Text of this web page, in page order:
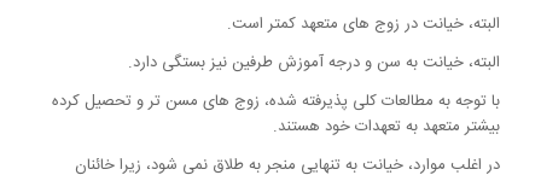
البته، خیانت در زوج های متعهد کمتر است.
البته، خیانت به سن و درجه آموزش طرفین نیز بستگی دارد.
با توجه به مطالعات کلی پذیرفته شده، زوج های مسن تر و تحصیل کرده
بیشتر متعهد به تعهدات خود هستند.
در اغلب موارد، خیانت به تنهایی منجر به طلاق نمی شود، زیرا خائنان